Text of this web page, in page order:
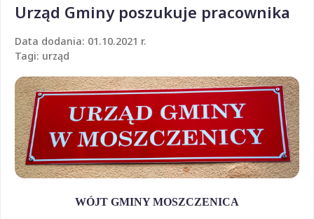
Urząd Gminy poszukuje pracownika
Data dodania: 01.10.2021 r.
Tagi: urząd
WÓJT GMINY MOSZCZENICA